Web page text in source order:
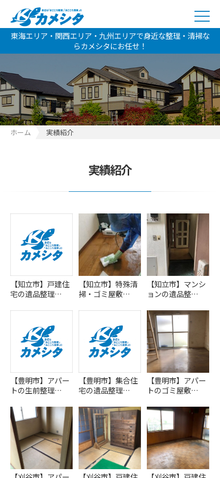
東海エリア・関西エリア・九州エリアで身近な整理・清掃な
らカメシタにお任せ！
ホーム 実績紹介
実績紹介
【知立市】戸建住
宅の遺品整理…
【知立市】特殊清
掃・ゴミ屋敷…
【知立市】マンシ
ョンの遺品整…
【豊明市】アパー
トの生前整理…
【豊明市】集合住
宅の遺品整理…
【豊明市】アパー
トのゴミ屋敷…